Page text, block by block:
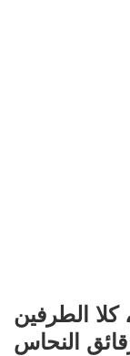
كلا الطرفين
النحاس